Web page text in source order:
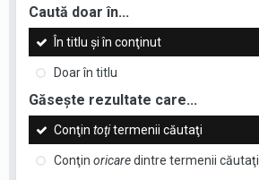
Caută doar în...
În titlu şi în conţinut
Doar în titlu
Găseşte rezultate care...
Conţin toţitermenii căutaţi
Conţin oricaredintre termenii căutaţi